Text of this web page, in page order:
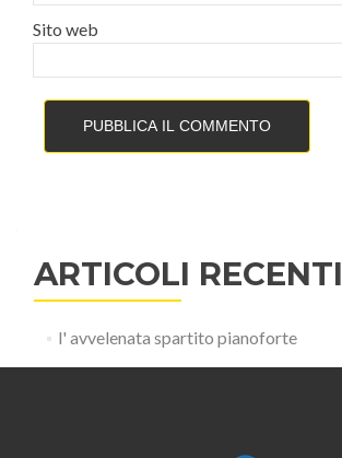
Sito web
ARTICOLI RECENTI
l' avvelenata spartito pianoforte